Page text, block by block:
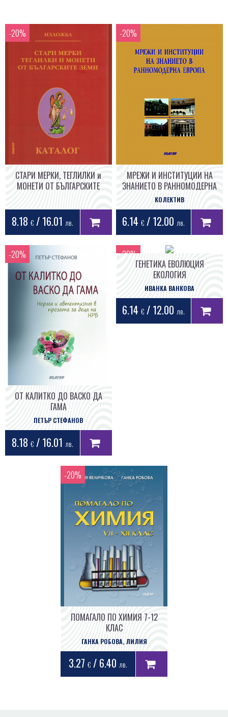
СТАРИ МЕРКИ, ТЕГЛИЛКИ и
МОНЕТИ ОТ БЪЛГАРСКИТЕ
8.18 €/ 16.01 лв.
МРЕЖИ И ИНСТИТУЦИИ НА
ЗНАНИЕТО В РАННОМОДЕРНА
ЕВРОПА
КОЛЕКТИВ
6.14€ / 12.00лв.
ОТ КАЛИТКО ДО ВАСКО ДА
ГАМА
ПЕТЪР СТЕФАНОВ
8.18 €/ 16.01 лв.
ГЕНЕТИКА ЕВОЛЮЦИЯ
ЕКОЛОГИЯ
ИВАНКА ВАНКОВА
6.14€ / 12.00лв.
ПОМАГАЛО ПО ХИМИЯ 7-12
КЛАС
ГАНКА РОБОВА, ЛИЛИЯ
ВЕЛИЧКОВА
3.27€ / 6.40лв.